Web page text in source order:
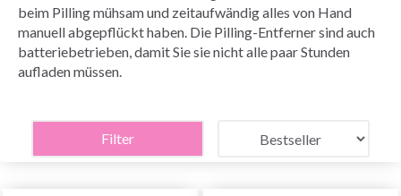
beim Pilling mühsam und zeitaufwändig alles von Hand
manuell abgepflückt haben. Die Pilling-Entferner sind auch
batteriebetrieben, damit Sie sie nicht alle paar Stunden
aufladen müssen.
Filter